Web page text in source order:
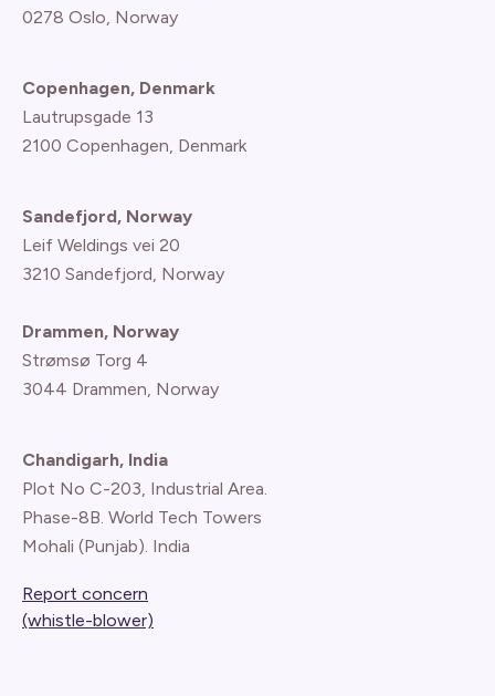
0278 Oslo, Norway
Copenhagen, Denmark
Lautrupsgade 13
2100 Copenhagen, Denmark
Sandefjord, Norway
Leif Weldings vei 20
3210 Sandefjord, Norway
Drammen, Norway
Strømsø Torg 4
3044 Drammen, Norway
Chandigarh, India
Plot No C-203, Industrial Area.
Phase-8B. World Tech Towers
Mohali (Punjab). India
Report concern
(whistle-blower)